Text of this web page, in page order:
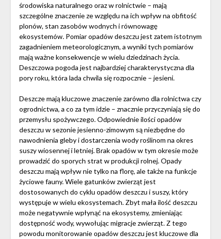
środowiska naturalnego oraz w rolnictwie – mają
szczególne znaczenie ze względu na ich wpływ na obfitość
plonów, stan zasobów wodnych i równowagę
ekosystemów. Pomiar opadów deszczu jest zatem istotnym
zagadnieniem meteorologicznym, a wyniki tych pomiarów
mają ważne konsekwencje w wielu dziedzinach życia.
Deszczowa pogoda jest najbardziej charakterystyczna dla
pory roku, która lada chwila się rozpocznie – jesieni.
Deszcze mają kluczowe znaczenie zarówno dla rolnictwa czy
ogrodnictwa, a co za tym idzie – znacznie przyczyniają się do
przemysłu spożywczego. Odpowiednie ilości opadów
deszczu w sezonie jesienno-zimowym są niezbędne do
nawodnienia gleby i dostarczenia wody roślinom na okres
suszy wiosennej i letniej. Brak opadów w tym okresie może
prowadzić do sporych strat w produkcji rolnej. Opady
deszczu mają wpływ nie tylko na florę, ale także na funkcje
życiowe fauny. Wiele gatunków zwierząt jest
dostosowanych do cyklu opadów deszczu i suszy, który
występuje w wielu ekosystemach. Zbyt mała ilość deszczu
może negatywnie wpłynąć na ekosystemy, zmieniając
dostępność wody, wywołując migracje zwierząt. Z tego
powodu monitorowanie opadów deszczu jest kluczowe dla